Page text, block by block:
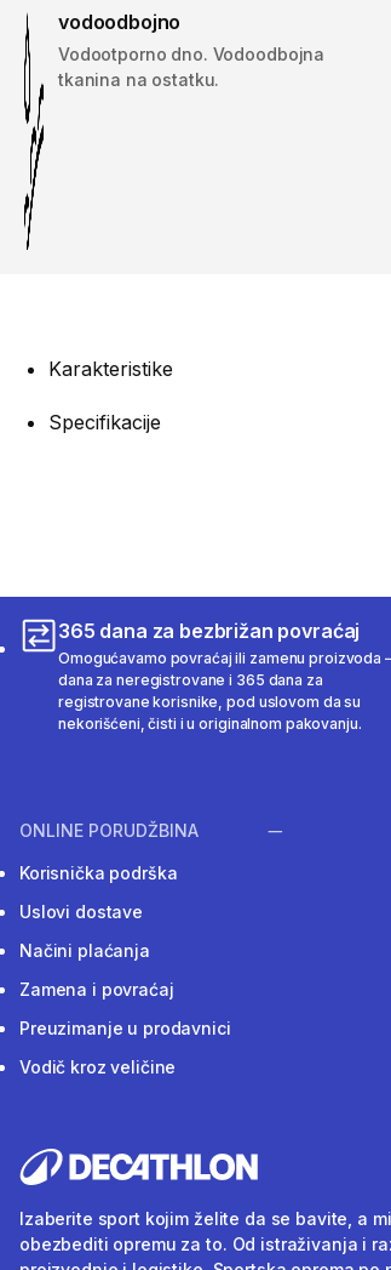
vodoodbojno
Vodootporno dno. Vodoodbojna
tkanina na ostatku.
Karakteristike
Specifikacije
365 dana za bezbrižan povraćaj
Omogućavamo povraćaj ili zamenu proizvoda
dana za neregistrovane i 365 dana za
registrovane korisnike, pod uslovom da su
nekorišćeni, čisti i u originalnom pakovanju.
ONLINE PORUDŽBINA
Korisnička podrška
Uslovi dostave
Načini plaćanja
Zamena i povraćaj
Preuzimanje u prodavnici
Vodič kroz veličine
Izaberite sport kojim želite da se bavite, a
obezbediti opremu za to. Od istraživanja i